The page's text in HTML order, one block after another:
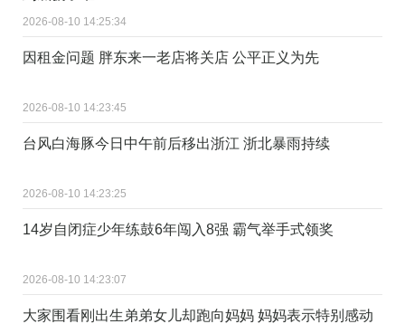
2026-08-10 14:25:34
因租金问题 胖东来一老店将关店 公平正义为先
2026-08-10 14:23:45
台风白海豚今日中午前后移出浙江 浙北暴雨持续
2026-08-10 14:23:25
14岁自闭症少年练鼓6年闯入8强 霸气举手式领奖
2026-08-10 14:23:07
大家围看刚出生弟弟女儿却跑向妈妈 妈妈表示特别感动